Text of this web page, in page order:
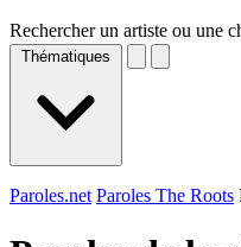
Rechercher un artiste ou une
Thématiques
Paroles.net Paroles The Roots